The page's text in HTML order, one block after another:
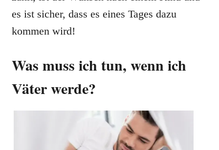
es ist sicher, dass es eines Tages dazu
kommen wird!
Was muss ich tun, wenn ich
Väter werde?